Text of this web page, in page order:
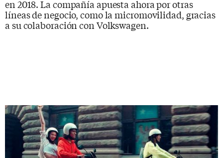
en 2018. La compañía apuesta ahora por otras
líneas de negocio, como la micromovilidad, gracias
a su colaboración con Volkswagen.